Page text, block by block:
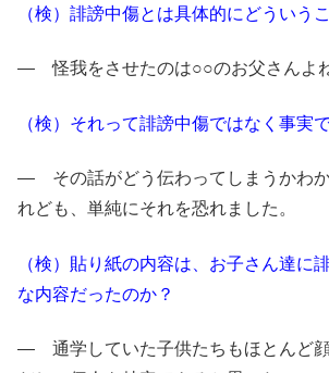
（検）誹謗中傷とは具体的にどういう
― 怪我をさせたのは○○のお父さんよね
（検）それって誹謗中傷ではなく事実
― その話がどう伝わってしまうかわ
れども、単純にそれを恐れました。
（検）貼り紙の内容は、お子さん達に
な内容だったのか？
― 通学していた子供たちもほとんど